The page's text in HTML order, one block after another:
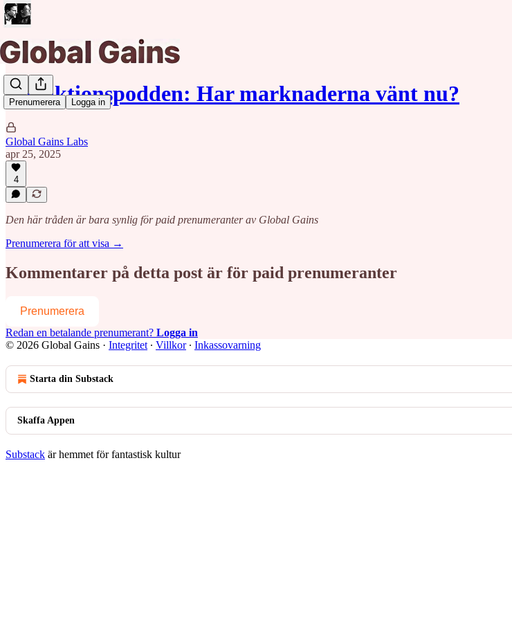
Prenumerera Logga in
Redaktionspodden: Har marknaderna vänt nu?
Global Gains Labs
apr 25, 2025
4
Den här tråden är bara synlig för paid prenumeranter av Global Gains
Prenumerera för att visa →
Kommentarer på detta post är för paid prenumeranter
Prenumerera
Redan en betalande prenumerant? Logga in
© 2026 Global Gains · Integritet ∙ Villkor∙ Inkassovarning
Starta din Substack
Skaffa Appen
Substack är hemmet för fantastisk kultur